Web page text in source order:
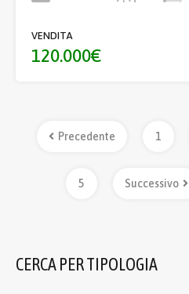
VENDITA
120.000€
Precedente 1
5 Successivo
CERCA PER TIPOLOGIA